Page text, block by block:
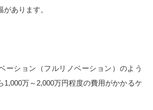
あります。
ーション（フルリノベーション）のよう
1,000万～2,000万円程度の費用がかかるケ